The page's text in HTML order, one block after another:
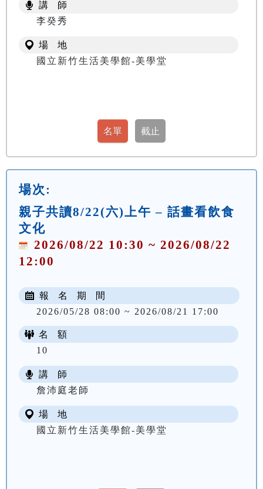
講 師
李癸秀
場 地
國立新竹生活美學館-美學堂
場次:
親子共讀8/22(六)上午 – 話畫看飲食
文化
2026/08/22 10:30 ~ 2026/08/22
12:00
報 名 期 間
2026/05/28 08:00 ~ 2026/08/21 17:00
名 額
10
講 師
詹沛庭老師
場 地
國立新竹生活美學館-美學堂